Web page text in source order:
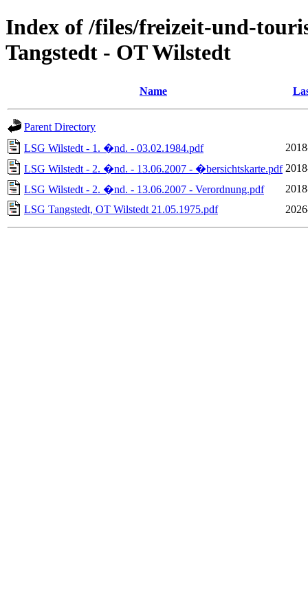
Index of /files/freizeit-und-
Tangstedt - OT Wilstedt
Name
Parent Directory
LSG Wilstedt - 1. �nd. - 03.02.1984.pdf
LSG Wilstedt - 2. �nd. - 13.06.2007 - �bersichtskarte.pdf
LSG Wilstedt - 2. �nd. - 13.06.2007 - Verordnung.pdf
LSG Tangstedt, OT Wilstedt 21.05.1975.pdf